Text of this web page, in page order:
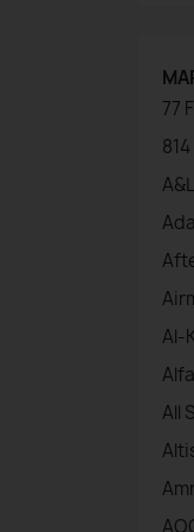
77
814
A&L
Al-
All